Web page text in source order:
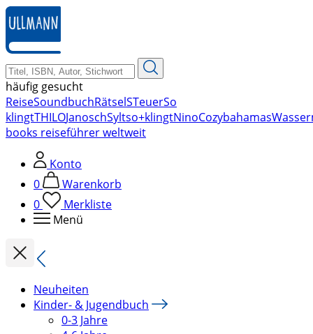
zum
Hauptinhalt
springen
häufig gesucht
ReiseSoundbuchRätselSTeuerSo
klingtTHILOJanoschSyltso+klingtNinoCozybahamas
books reiseführer weltweit
Konto
0
Warenkorb
0
Merkliste
Menü
Neuheiten
Kinder- & Jugendbuch
0-3 Jahre